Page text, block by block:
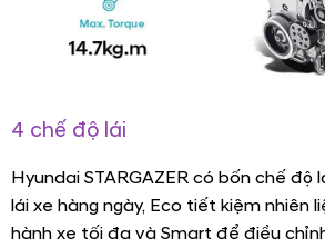
4 chế độ lái
Hyundai STARGAZER có bốn chế độ
lái xe hàng ngày, Eco tiết kiệm nhiên
hành xe tối đa và Smart để điều